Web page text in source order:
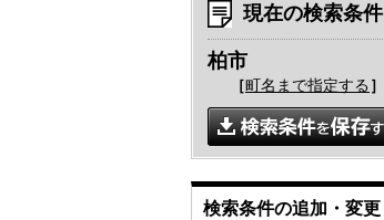
現在の検索条件
柏市
［町名まで指定する ］
検索条件の追加・変更